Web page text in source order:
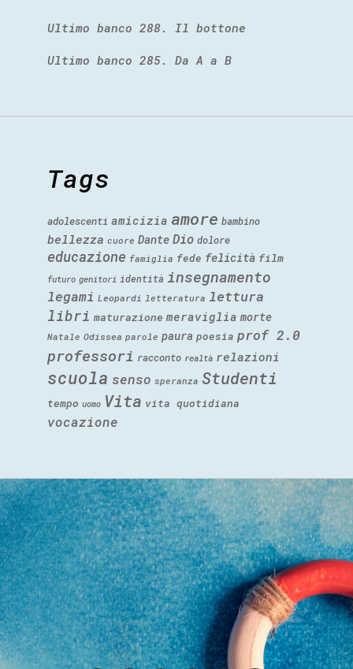
Ultimo banco 288. Il bottone
Ultimo banco 285. Da A a B
Tags
adolescenti amicizia amore bambino
bellezza cuore Dante Dio dolore
educazione famiglia fede felicità film
futuro genitori identità insegnamento
legami Leopardi letteratura lettura
libri maturazione meraviglia morte
Natale Odissea parole paura poesia prof 2.0
professori racconto realtà relazioni
scuola senso speranza Studenti
tempo uomo Vita vita quotidiana
vocazione